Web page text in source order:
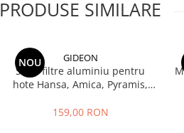
PRODUSE SIMILARE
NOU GIDEON
Set 2 filtre aluminiu pentru
hote Hansa, Amica, Pyramis,
mobila, 47.7x20.4 cm si
159,00 RON